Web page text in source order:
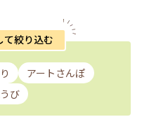
て絞り込む
アートさんぽ
び